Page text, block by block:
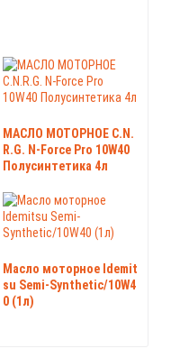
МАСЛО МОТОРНОЕ C.N.
R.G. N-Force Pro 10W40
Полусинтетика 4л
Масло моторное Idemit
su Semi-Synthetic/10W4
0 (1л)